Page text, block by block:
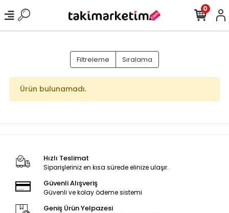
0
Filtreleme Sıralama
Ürün bulunamadı.
Hızlı Teslimat
Siparişleriniz en kısa sürede elinize ulaşır.
Güvenli Alışveriş
Güvenli ve kolay ödeme sistemi
Geniş Ürün Yelpazesi